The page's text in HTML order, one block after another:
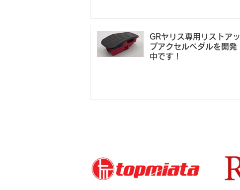
GRヤリス専用リストアッ
プアクセルペダルを開発
中です！